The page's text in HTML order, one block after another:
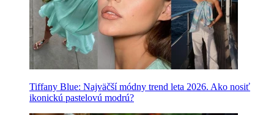
Tiffany Blue: Najväčší módny trend leta 2026. Ako nosiť
ikonickú pastelovú modrú?